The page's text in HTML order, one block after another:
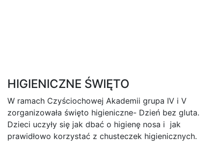
HIGIENICZNE ŚWIĘTO
W ramach Czyściochowej Akademii grupa IV i V
zorganizowała święto higieniczne- Dzień bez gluta.
Dzieci uczyły się jak dbać o higienę nosa i jak
prawidłowo korzystać z chusteczek higienicznych.